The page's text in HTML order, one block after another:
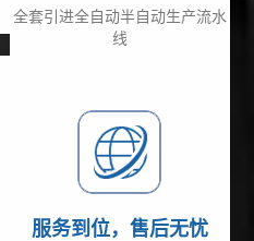
全套引进全自动半自动生产流水
线
服务到位，售后无忧